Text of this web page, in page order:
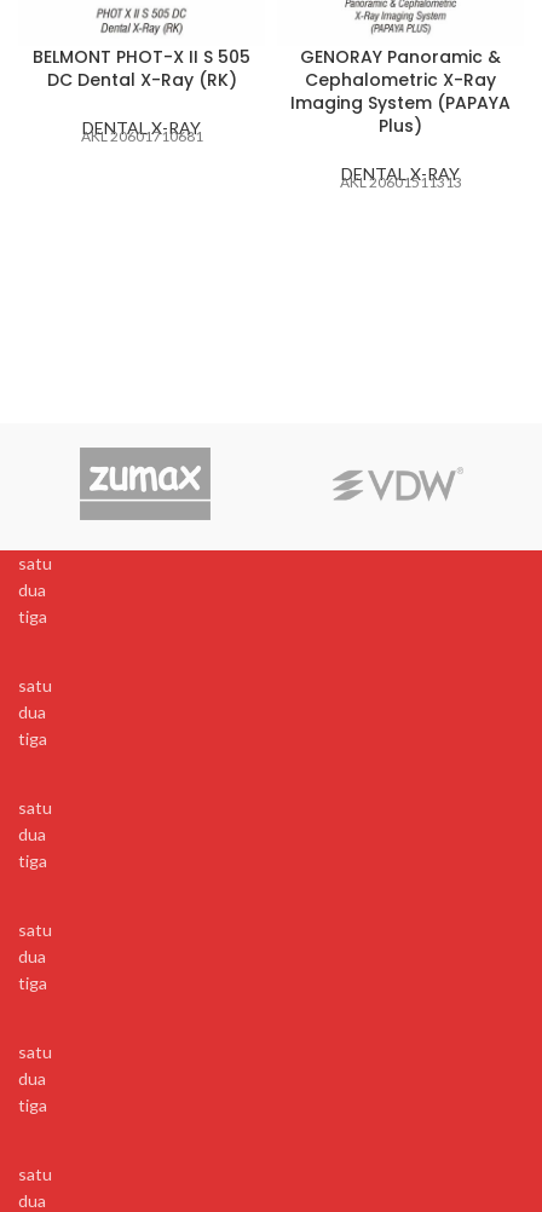
BELMONT PHOT-X II S 505
DC Dental X-Ray (RK)
DENTAL X-RAY
AKL 20601710681
GENORAY Panoramic &
Cephalometric X-Ray
Imaging System (PAPAYA
Plus)
DENTAL X-RAY
AKL 20601511313
satu
dua
tiga
satu
dua
tiga
satu
dua
tiga
satu
dua
tiga
satu
dua
tiga
satu
dua